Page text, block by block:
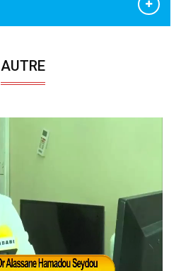
AUTRE